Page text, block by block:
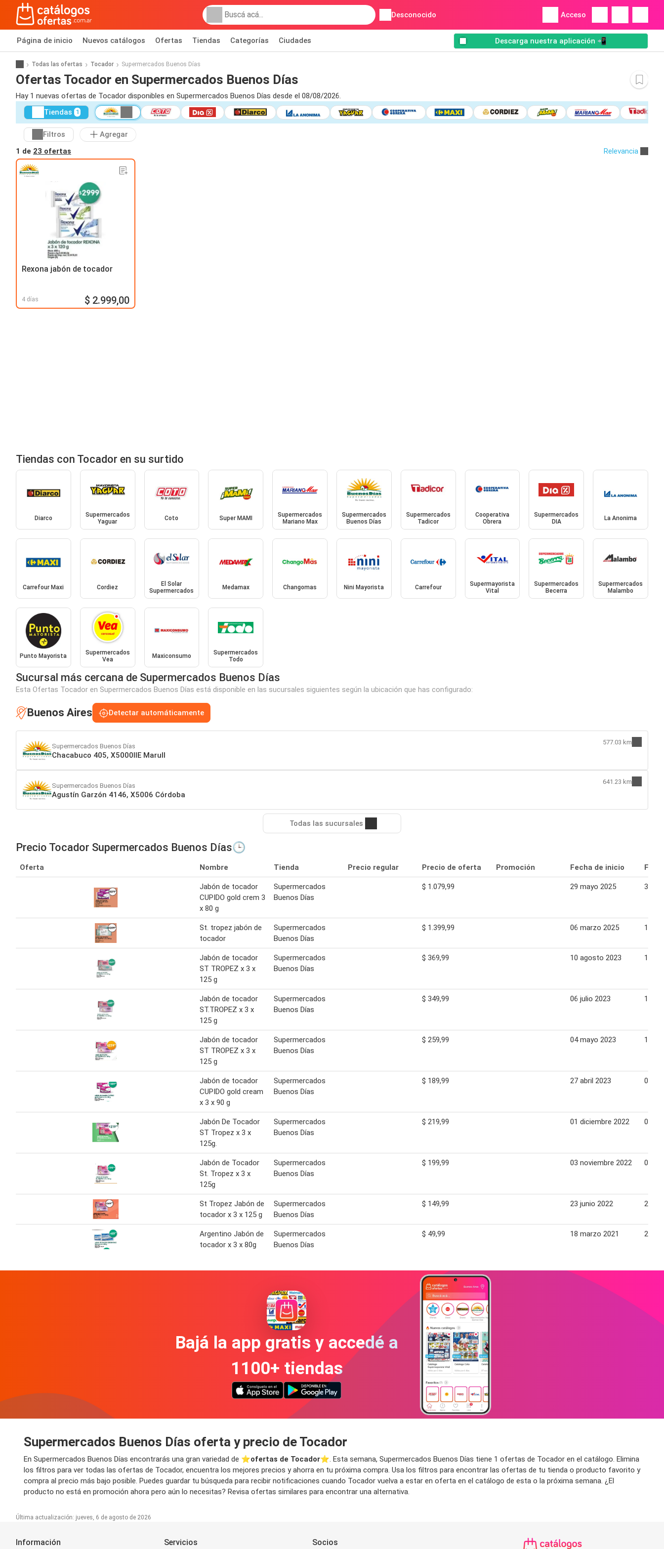
Desconocido Acceso
Página de inicio Nuevos catálogos Ofertas Tiendas Categorías Ciudades Descarga nuestra aplicación 📲
Todas las ofertas Tocador Supermercados Buenos Días
Ofertas Tocador en Supermercados Buenos Días
Hay 1 nuevas ofertas de Tocador disponibles en Supermercados Buenos Días desde el 08/08/2026.
Tiendas 1
Filtros
Agregar
1 de 23 ofertas Relevancia
Rexona jabón de tocador
4 días $ 2.999,00
Tiendas con Tocador en su surtido
Diarco
Supermercados
Yaguar
Coto Super MAMI
Supermercados
Mariano Max
Supermercados
Buenos Días
Supermercados
Tadicor
Cooperativa
Obrera
Supermercados
DIA
La Anonima
Carrefour Maxi Cordiez
El Solar
Supermercados
Medamax Changomas Nini Mayorista Carrefour
Supermayorista
Vital
Supermercados
Becerra
Supermercados
Malambo
Punto Mayorista
Supermercados
Vea
Maxiconsumo
Supermercados
Todo
Sucursal más cercana de Supermercados Buenos Días
Esta Ofertas Tocador en Supermercados Buenos Días está disponible en las sucursales siguientes según la ubicación que has configurado:
Buenos Aires Detectar automáticamente
Supermercados Buenos Días
Chacabuco 405, X5000IIE Marull
577.03 km
Supermercados Buenos Días
Agustín Garzón 4146, X5006 Córdoba
641.23 km
Todas las sucursales
Precio Tocador Supermercados Buenos Días🕒
Oferta Nombre Tienda Precio regular Precio de oferta Promoción Fecha de inicio
Jabón de tocador
CUPIDO gold crem 3
x 80 g
Supermercados
Buenos Días
$ 1.079,99 29 mayo 2025 31
St. tropez jabón de
tocador
Supermercados
Buenos Días
$ 1.399,99 06 marzo 2025 12
Jabón de tocador
ST TROPEZ x 3 x
125 g
Supermercados
Buenos Días
$ 369,99 10 agosto 2023 16
Jabón de tocador
ST.TROPEZ x 3 x
125 g
Supermercados
Buenos Días
$ 349,99 06 julio 2023 12
Jabón de tocador
ST TROPEZ x 3 x
125 g
Supermercados
Buenos Días
$ 259,99 04 mayo 2023 10
Jabón de tocador
CUPIDO gold cream
x 3 x 90 g
Supermercados
Buenos Días
$ 189,99 27 abril 2023 03
Jabón De Tocador
ST Tropez x 3 x
125g.
Supermercados
Buenos Días
$ 219,99 01 diciembre 2022 08
Jabón de Tocador
St. Tropez x 3 x
125g
Supermercados
Buenos Días
$ 199,99 03 noviembre 2022 09
St Tropez Jabón de
tocador x 3 x 125 g
Supermercados
Buenos Días
$ 149,99 23 junio 2022 29
Argentino Jabón de
tocador x 3 x 80g
Supermercados
Buenos Días
$ 49,99 18 marzo 2021 24
Bajá la app gratis y accedé a
1100+ tiendas
Supermercados Buenos Días oferta y precio de Tocador
En Supermercados Buenos Días encontrarás una gran variedad de ⭐️ofertas de Tocador⭐️. Esta semana, Supermercados Buenos Días tiene 1 ofertas de Tocador en el catálogo. Elimina
los filtros para ver todas las ofertas de Tocador, encuentra los mejores precios y ahorra en tu próxima compra. Usa los filtros para encontrar las ofertas de tu tienda o producto favorito y
compra al precio más bajo posible. Puedes guardar tu búsqueda para recibir notificaciones cuando Tocador vuelva a estar en oferta en el catálogo de esta o la próxima semana. ¿El
producto no está en promoción ahora pero aún lo necesitas? Revisa ofertas similares para encontrar una alternativa.
Última actualización: jueves, 6 de agosto de 2026
Información Servicios Socios